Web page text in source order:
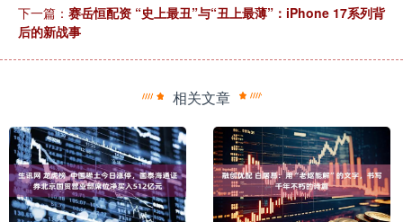
下一篇： 赛岳恒配资 “史上最丑”与“丑上最薄”：iPhone 17系列背
后的新战事
相关文章